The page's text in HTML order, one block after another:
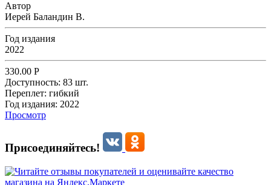
Автор
Иерей Баландин В.
Год издания
2022
330.00 Р
Доступность: 83 шт.
Переплет: гибкий
Год издания: 2022
Просмотр
Присоединяйтесь!